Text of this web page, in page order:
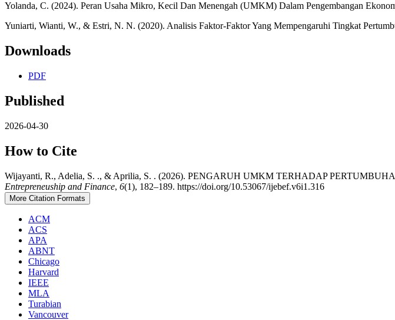
Yolanda, C. (2024). Peran Usaha Mikro, Kecil Dan Menengah (UMKM) Dalam Pengembangan
Yuniarti, Wianti, W., & Estri, N. N. (2020). Analisis Faktor-Faktor Yang Mempengaruhi Tingkat
Downloads
PDF
Published
2026-04-30
How to Cite
Wijayanti, R., Adelia, S. ., & Aprilia, S. . (2026). PENGARUH UMKM TERHADAP
Entrepreneuship and Finance, 6(1), 182–189. https://doi.org/10.53067/ijebef.v6i1.316
More Citation Formats
ACM
ACS
APA
ABNT
Chicago
Harvard
IEEE
MLA
Turabian
Vancouver